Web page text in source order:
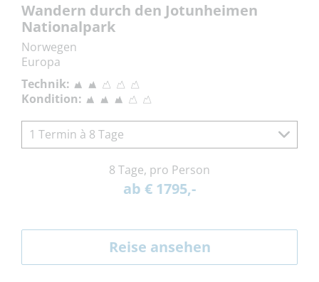
Wandern durch den Jotunheimen
Nationalpark
Norwegen
Europa
Technik:
Kondition:
1 Termin à 8 Tage
8 Tage, pro Person
ab € 1795,-
Reise ansehen